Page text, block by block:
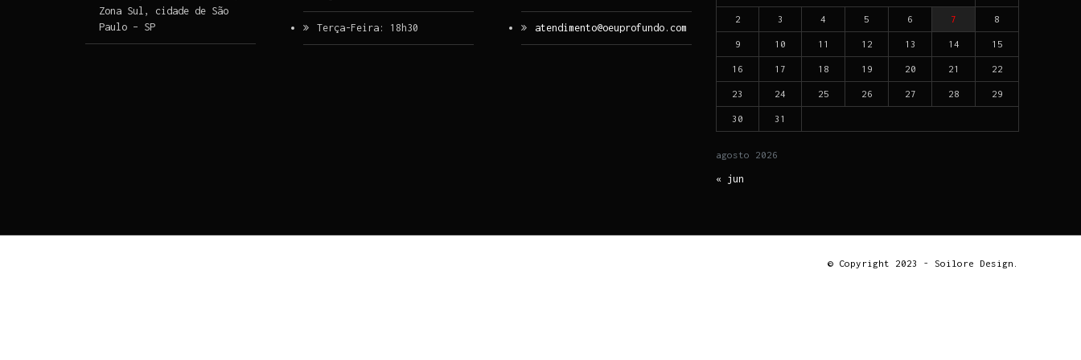
Zona Sul, cidade de São
Paulo – SP
Terça-Feira: 18h30 atendimento@oeuprofundo.com
agosto 2026
2 3 4 5 6 7 8
9 10 11 12 13 14 15
16 17 18 19 20 21 22
23 24 25 26 27 28 29
30 31
« jun
© Copyright 2023 - Soilore Design.